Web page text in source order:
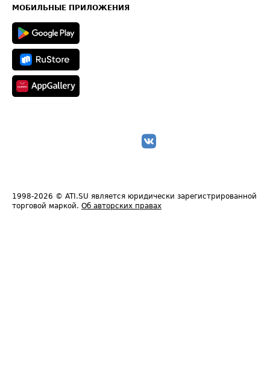
Техническая информация
МОБИЛЬНЫЕ ПРИЛОЖЕНИЯ
1998-2026 © ATI.SU является юридически зарегистрированной
торговой маркой. Об авторских правах